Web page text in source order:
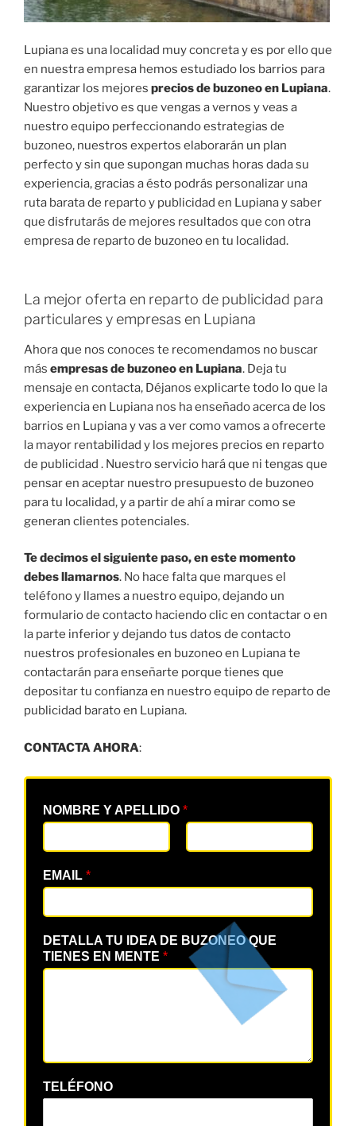
Lupiana es una localidad muy concreta y es por ello que
en nuestra empresa hemos estudiado los barrios para
garantizar los mejores precios de buzoneo en Lupiana.
Nuestro objetivo es que vengas a vernos y veas a
nuestro equipo perfeccionando estrategias de
buzoneo, nuestros expertos elaborarán un plan
perfecto y sin que supongan muchas horas dada su
experiencia, gracias a ésto podrás personalizar una
ruta barata de reparto y publicidad en Lupiana y saber
que disfrutarás de mejores resultados que con otra
empresa de reparto de buzoneo en tu localidad.
La mejor oferta en reparto de publicidad para
particulares y empresas en Lupiana
Ahora que nos conoces te recomendamos no buscar
más empresas de buzoneo en Lupiana. Deja tu
mensaje en contacta, Déjanos explicarte todo lo que la
experiencia en Lupiana nos ha enseñado acerca de los
barrios en Lupiana y vas a ver como vamos a ofrecerte
la mayor rentabilidad y los mejores precios en reparto
de publicidad . Nuestro servicio hará que ni tengas que
pensar en aceptar nuestro presupuesto de buzoneo
para tu localidad, y a partir de ahí a mirar como se
generan clientes potenciales.
Te decimos el siguiente paso, en este momento
debes llamarnos. No hace falta que marques el
teléfono y llames a nuestro equipo, dejando un
formulario de contacto haciendo clic en contactar o en
la parte inferior y dejando tus datos de contacto
nuestros profesionales en buzoneo en Lupiana te
contactarán para enseñarte porque tienes que
depositar tu confianza en nuestro equipo de reparto de
publicidad barato en Lupiana.
CONTACTA AHORA:
NOMBRE Y APELLIDO *
EMAIL *
DETALLA TU IDEA DE BUZONEO QUE
TIENES EN MENTE *
TELÉFONO